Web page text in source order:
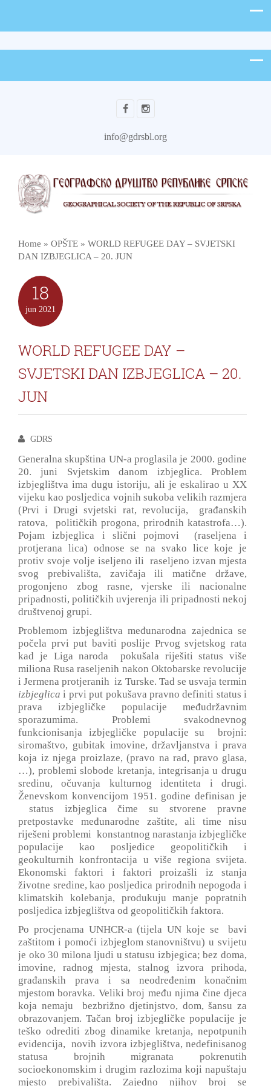
info@gdrsbl.org
Home » OPŠTE » WORLD REFUGEE DAY – SVJETSKI
DAN IZBJEGLICA – 20. JUN
18
jun 2021
WORLD REFUGEE DAY –
SVJETSKI DAN IZBJEGLICA – 20.
JUN
GDRS
Generalna skupština UN-a proglasila je 2000. godine
20. juni Svjetskim danom izbjeglica. Problem
izbjeglištva ima dugu istoriju, ali je eskalirao u XX
vijeku kao posljedica vojnih sukoba velikih razmjera
(Prvi i Drugi svjetski rat, revolucija, građanskih
ratova, političkih progona, prirodnih katastrofa…).
Pojam izbjeglica i slični pojmovi (raseljena i
protjerana lica) odnose se na svako lice koje je
protiv svoje volje iseljeno ili raseljeno izvan mjesta
svog prebivališta, zavičaja ili matične države,
progonjeno zbog rasne, vjerske ili nacionalne
pripadnosti, političkih uvjerenja ili pripadnosti nekoj
društvenoj grupi.
Problemom izbjeglištva međunarodna zajednica se
počela prvi put baviti poslije Prvog svjetskog rata
kad je Liga naroda pokušala riješiti status više
miliona Rusa raseljenih nakon Oktobarske revolucije
i Jermena protjeranih iz Turske. Tad se usvaja termin
izbjeglica i prvi put pokušava pravno definiti status i
prava izbjegličke populacije međudržavnim
sporazumima. Problemi svakodnevnog
funkcionisanja izbjegličke populacije su brojni:
siromaštvo, gubitak imovine, državljanstva i prava
koja iz njega proizlaze, (pravo na rad, pravo glasa,
…), problemi slobode kretanja, integrisanja u drugu
sredinu, očuvanja kulturnog identiteta i drugi.
Ženevskom konvencijom 1951. godine definisan je
status izbjeglica čime su stvorene pravne
pretpostavke međunarodne zaštite, ali time nisu
riješeni problemi konstantnog narastanja izbjegličke
populacije kao posljedice geopolitičkih i
geokulturnih konfrontacija u više regiona svijeta.
Ekonomski faktori i faktori proizašli iz stanja
životne sredine, kao posljedica prirodnih nepogoda i
klimatskih kolebanja, produkuju manje popratnih
posljedica izbjeglištva od geopolitičkih faktora.
Po procjenama UNHCR-a (tijela UN koje se bavi
zaštitom i pomoći izbjeglom stanovništvu) u svijetu
je oko 30 milona ljudi u statusu izbjegica; bez doma,
imovine, radnog mjesta, stalnog izvora prihoda,
građanskih prava i sa neodređenim konačnim
mjestom boravka. Veliki broj među njima čine djeca
koja nemaju bezbrižno djetinjstvo, dom, šansu za
obrazovanjem. Tačan broj izbjegličke populacije je
teško odrediti zbog dinamike kretanja, nepotpunih
evidencija, novih izvora izbjeglištva, nedefinisanog
statusa brojnih migranata pokrenutih
socioekonomskim i drugim razlozima koji napuštaju
mjesto prebivališta. Zajedno njihov broj se